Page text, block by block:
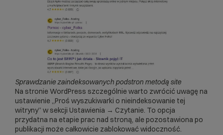
Sprawdzanie zaindeksowanych podstron metodą site
Na stronie WordPress szczególnie warto zwrócić uwagę na
ustawienie „Proś wyszukiwarki o nieindeksowanie tej
witryny” w sekcji Ustawienia → Czytanie. To opcja
przydatna na etapie prac nad stroną, ale pozostawiona po
publikacji może całkowicie zablokować widoczność.